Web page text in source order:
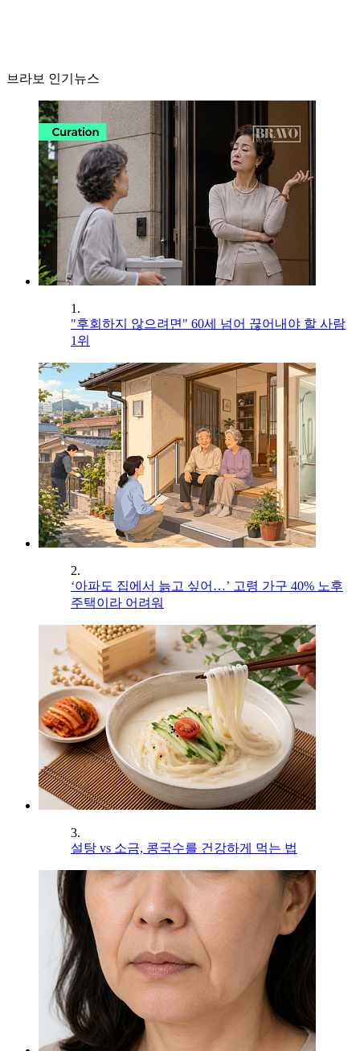
브라보 인기뉴스
1.
"후회하지 않으려면" 60세 넘어 끊어내야 할 사람
1위
2.
‘아파도 집에서 늙고 싶어…’ 고령 가구 40% 노후
주택이라 어려워
3.
설탕 vs 소금, 콩국수를 건강하게 먹는 법